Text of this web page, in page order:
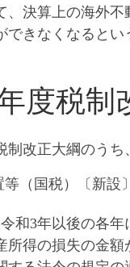
決算上の海外不
できなくなる とい
度税制
制改正大綱のうち
（国税）〔新設
令和3年以後の各
所得の損失の金